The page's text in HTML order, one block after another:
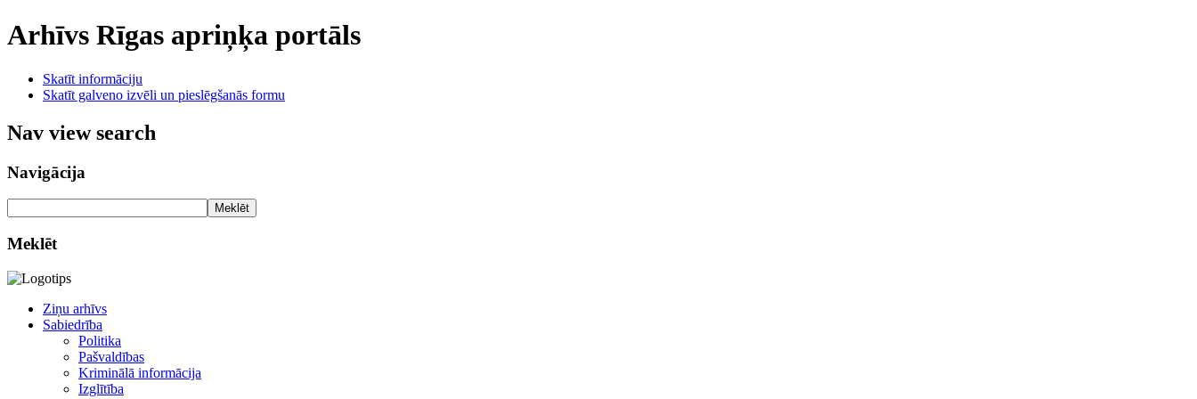
Arhīvs Rīgas apriņķa portāls
Skatīt informāciju
Skatīt galveno izvēli un pieslēgšanās formu
Nav view search
Navigācija
Meklēt
Meklēt
Ziņu arhīvs
Sabiedrība
Politika
Pašvaldības
Kriminālā informācija
Izglītība